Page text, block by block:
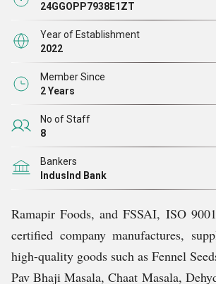
24GGOPP7938E1ZT
Year of Establishment
2022
Member Since
2 Years
No of Staff
8
Bankers
IndusInd Bank
Ramapir Foods, and FSSAI, ISO
certified company manufactures,
high-quality goods such as Fennel
Pav Bhaji Masala, Chaat Masala,